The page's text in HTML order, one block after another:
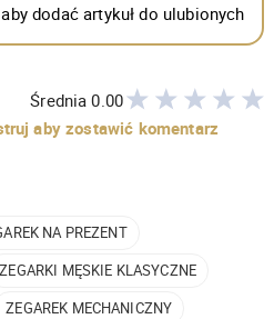
dodać artykuł do ulubionych
Średnia0.00
aby zostawić komentarz
NA PREZENT
ZEGARKI MĘSKIE KLASYCZNE
ZEGAREK MECHANICZNY